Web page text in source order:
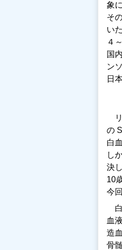
象
そ
い
４
国
ン
日
の
白
し
決
10
今
血
造
骨